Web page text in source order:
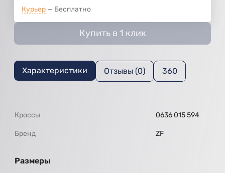
Курьер Бесплатно
Купить в 1 клик
Характеристики Отзывы (0) 360
Кроссы 0636 015 594
Бренд ZF
Размеры